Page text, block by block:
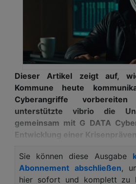
Dieser Artikel zeigt auf,
Kommune heute
Cyberangriffe
unterstützte vibrio die
gemeinsam mit G DATA
Entwicklung einer
Kommunen, die sich gut auf
minimieren negative
hohe Folgekosten. Denn
Sie können diese Ausgabe
Abonnement abschließen,
hier sofort und komplett zu